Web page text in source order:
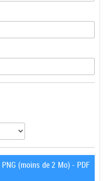
(moins de 2 Mo) - PDF